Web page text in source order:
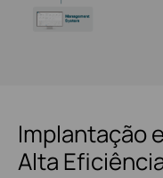
Implantação
Alta